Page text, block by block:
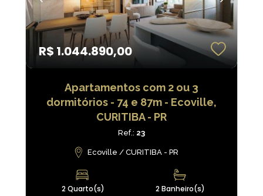
R$ 1.044.890,00
Apartamentos com 2 ou 3
dormitórios - 74 e 87m - Ecoville,
CURITIBA - PR
Ref.: 23
Ecoville / CURITIBA - PR
2 Quarto(s) 2 Banheiro(s)